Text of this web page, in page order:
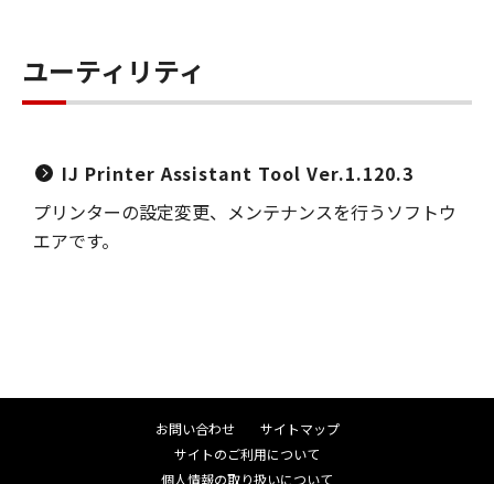
ユーティリティ
IJ Printer Assistant Tool Ver.1.120.3
プリンターの設定変更、メンテナンスを行うソフトウ
エアです。
お問い合わせ
サイトマップ
サイトのご利用について
個人情報の取り扱いについて